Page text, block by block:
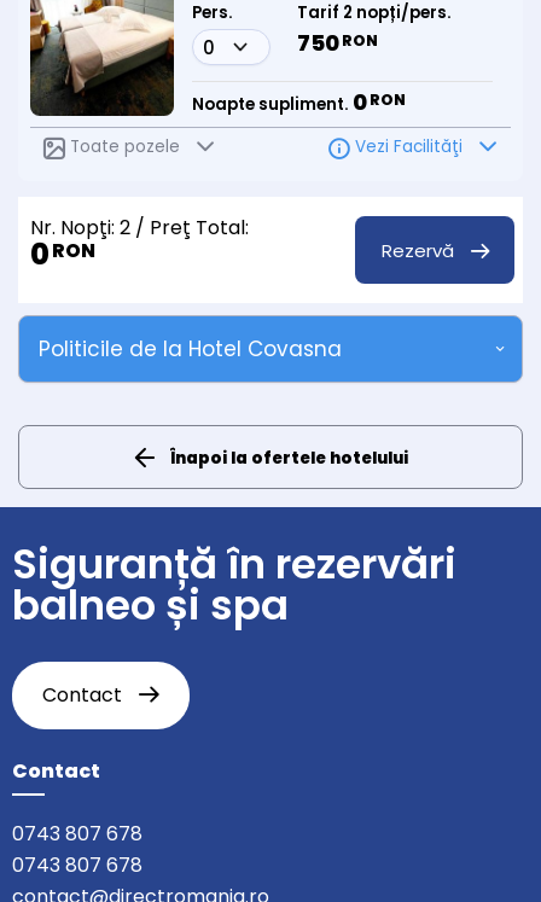
Pers. Tarif 2 nopți/pers.
750RON
Noapte supliment. 0RON
Toate pozele Vezi Facilităţi
Nr. Nopţi: 2 / Preţ Total:
0RON Rezervă
Politicile de la Hotel Covasna
Înapoi la ofertele hotelului
Siguranță în rezervări
balneo și spa
Contact
Contact
0743 807 678
0743 807 678